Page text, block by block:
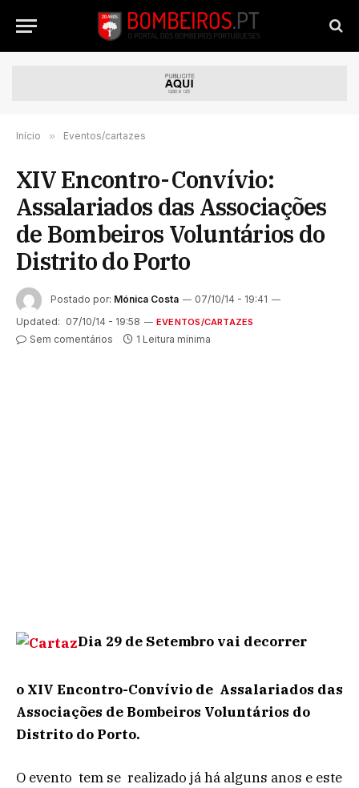
Início » Eventos/cartazes
XIV Encontro-Convívio:
Assalariados das Associações
de Bombeiros Voluntários do
Distrito do Porto
Postado por: Mónica Costa
07/10/14 - 19:41
Updated: 07/10/14 - 19:58 EVENTOS/CARTAZES
Sem comentários 1 Leitura mínima
Dia 29 de Setembro vai decorrer
o XIV Encontro-Convívio de Assalariados das
Associações de Bombeiros Voluntários do
Distrito do Porto.
O evento tem se realizado já há alguns anos e este